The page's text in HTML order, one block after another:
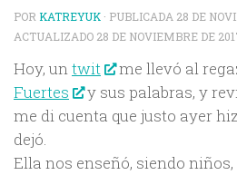
POR KATREYUK · PUBLICADA 28 DE
ACTUALIZADO 28 DE NOVIEMBRE DE
Hoy, untwit me llevó al
Fuertes
y sus palabras, y
me di cuenta que justo ayer
dejó.
Ella nos enseñó, siendo